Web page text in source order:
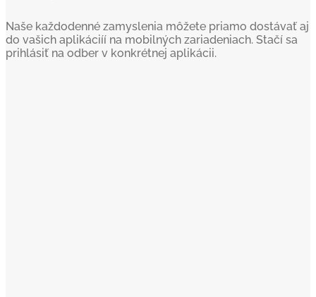
Naše každodenné zamyslenia môžete priamo dostávať aj
do vašich aplikáciíí na mobilných zariadeniach. Stačí sa
prihlásiť na odber v konkrétnej aplikácii.